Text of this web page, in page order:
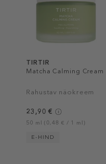
TIRTIR
Matcha Calming Cream
Rahustav näokreem
23,90 €
50 ml (0,48 € / 1 ml)
E-HIND